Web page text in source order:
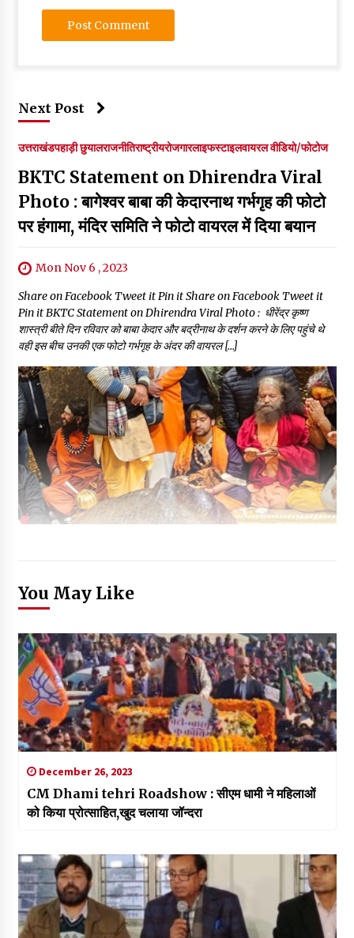
Next Post
उत्तराखंडपहाड़ी छुयालराजनीतिराष्ट्रीयरोजगारलाइफस्टाइलवायरल वीडियो/फोटोज
BKTC Statement on Dhirendra Viral
Photo : बागेश्वर बाबा की केदारनाथ गर्भगृह की फोटो
पर हंगामा, मंदिर समिति ने फोटो वायरल में दिया बयान
Mon Nov 6 , 2023
Share on Facebook Tweet it Pin it Share on Facebook Tweet it
Pin it BKTC Statement on Dhirendra Viral Photo : धीरेंद्र कृष्ण
शास्त्री बीते दिन रविवार को बाबा केदार और बद्रीनाथ के दर्शन करने के लिए पहुंचे थे
वही इस बीच उनकी एक फोटो गर्भगृह के अंदर की वायरल […]
You May Like
December 26, 2023
CM Dhami tehri Roadshow : सीएम धामी ने महिलाओं
को किया प्रोत्साहित,खुद चलाया जॉन्दरा